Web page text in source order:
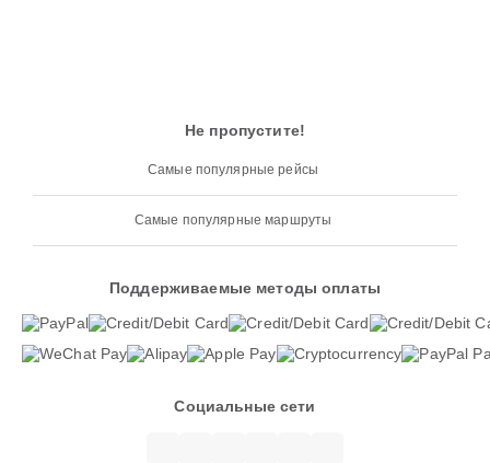
Не пропустите!
Самые популярные рейсы
Самые популярные маршруты
Поддерживаемые методы оплаты
Социальные сети